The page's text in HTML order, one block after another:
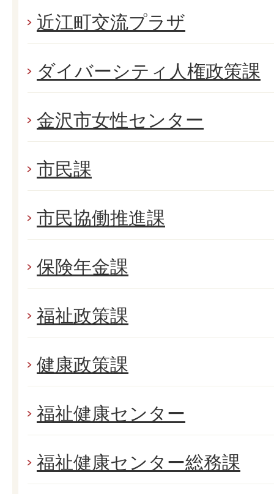
近江町交流プラザ
ダイバーシティ人権政策課
金沢市女性センター
市民課
市民協働推進課
保険年金課
福祉政策課
健康政策課
福祉健康センター
福祉健康センター総務課